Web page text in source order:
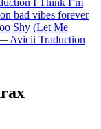
bad vibes forever
Shy (Let Me
Avicii Traduction